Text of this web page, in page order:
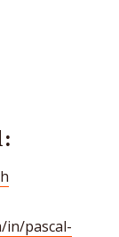
in/pascal-